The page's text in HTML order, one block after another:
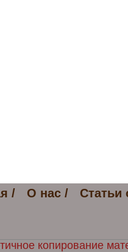
/ О нас / Статьи
копирование